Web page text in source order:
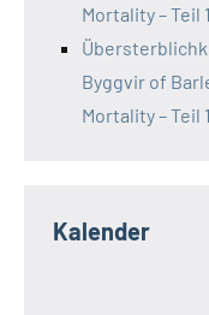
Mortality – Teil
Byggvir of
Mortality – Teil 1
Kalender